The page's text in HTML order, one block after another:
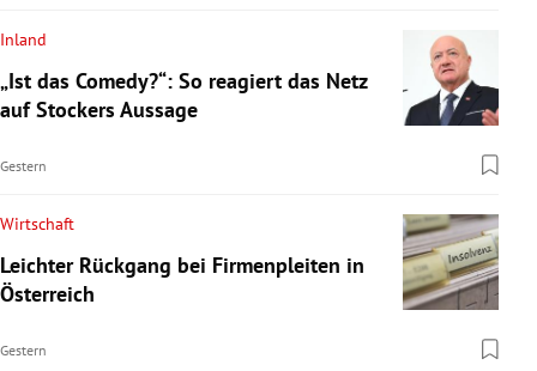
Inland
„Ist das Comedy?“: So reagiert das Netz
auf Stockers Aussage
Gestern
Wirtschaft
Leichter Rückgang bei Firmenpleiten in
Österreich
Gestern